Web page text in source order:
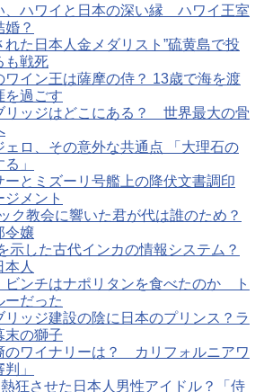
、ハワイと日本の深い縁 ハワイ王室
？
た日本人金メダリスト”硫黄島で投
も戦死
ワイン王は薩摩の侍？ 13歳で海を渡
を過ごす
リッジはどこにある？ 世界最大の骨
ェロ、その意外な共通点 「大理石の
」
ーとミズーリ号艦上の降伏文書調印
メント
ク教会に響いた君が代は誰のため？
令嬢
示した古代インカの情報システム？
人
ビンチはナポリタンを食べたのか ト
ーだった
リッジ建設の陰に日本のプリンス？ラ
末の獅子
のワイナリーは？ カリフォルニアワ
」
狂させた日本人男性アイドル？「侍